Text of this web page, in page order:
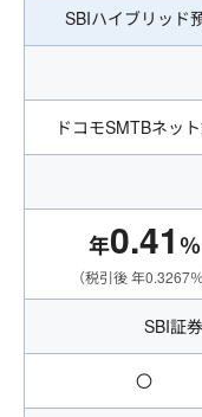
SBIハイブリッド
ドコモSMTBネッ
年0.41 ％
（税引後 年0.3267％
SBI証
〇